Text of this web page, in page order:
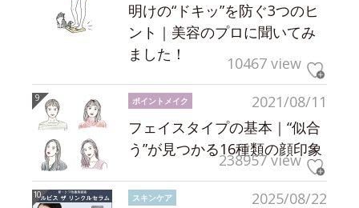
明けの“ドキッ”を防ぐ3つのヒ
ント｜美容のプロに聞いてみ
ました！
10467 view
2021/08/11
ポイントメイク
フェイスタイプの基本｜“似合
う”が見つかる16種類の顔印象
238957 view
2025/08/22
スキンケア